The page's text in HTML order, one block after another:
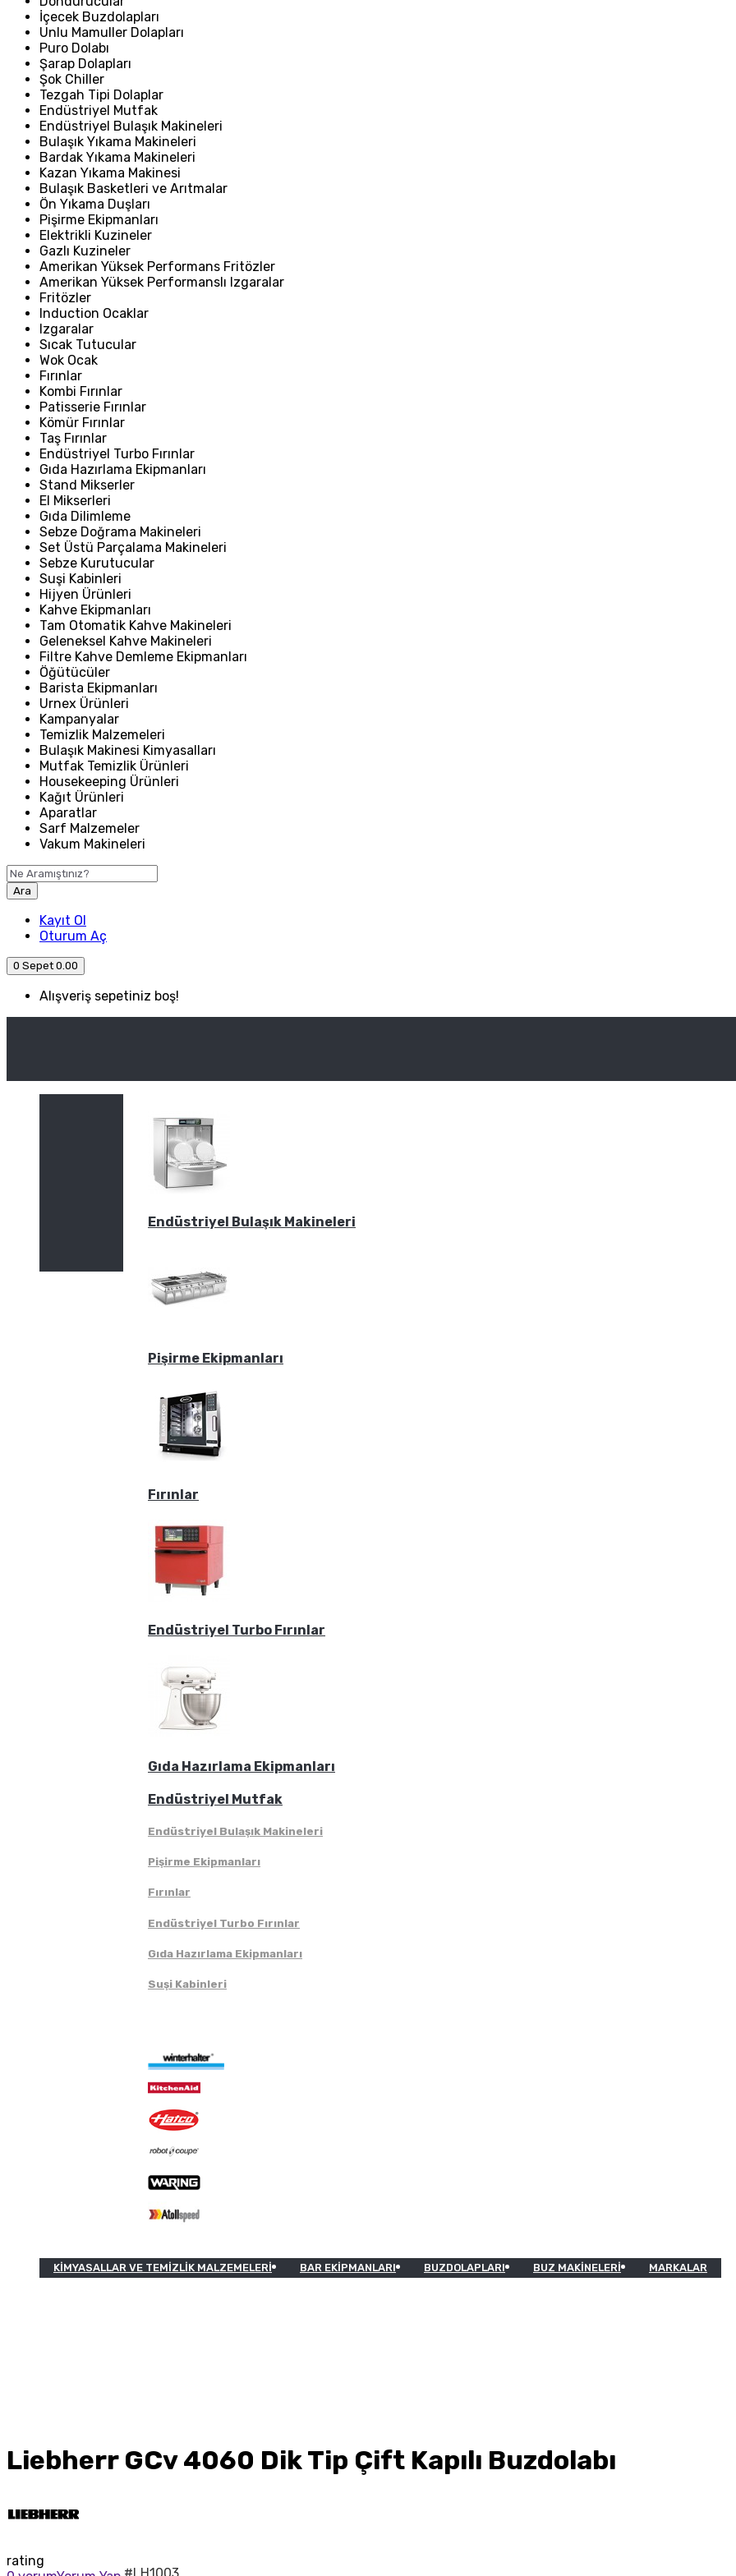
İçecek Buzdolapları
Unlu Mamuller Dolapları
Puro Dolabı
Şarap Dolapları
Şok Chiller
Tezgah Tipi Dolaplar
Endüstriyel Mutfak
Endüstriyel Bulaşık Makineleri
Bulaşık Yıkama Makineleri
Bardak Yıkama Makineleri
Kazan Yıkama Makinesi
Bulaşık Basketleri ve Arıtmalar
Ön Yıkama Duşları
Pişirme Ekipmanları
Elektrikli Kuzineler
Gazlı Kuzineler
Amerikan Yüksek Performans Fritözler
Amerikan Yüksek Performanslı Izgaralar
Fritözler
Induction Ocaklar
Izgaralar
Sıcak Tutucular
Wok Ocak
Fırınlar
Kombi Fırınlar
Patisserie Fırınlar
Kömür Fırınlar
Taş Fırınlar
Endüstriyel Turbo Fırınlar
Gıda Hazırlama Ekipmanları
Stand Mikserler
El Mikserleri
Gıda Dilimleme
Sebze Doğrama Makineleri
Set Üstü Parçalama Makineleri
Sebze Kurutucular
Suşi Kabinleri
Hijyen Ürünleri
Kahve Ekipmanları
Tam Otomatik Kahve Makineleri
Geleneksel Kahve Makineleri
Filtre Kahve Demleme Ekipmanları
Öğütücüler
Barista Ekipmanları
Urnex Ürünleri
Kampanyalar
Temizlik Malzemeleri
Bulaşık Makinesi Kimyasalları
Mutfak Temizlik Ürünleri
Housekeeping Ürünleri
Kağıt Ürünleri
Aparatlar
Sarf Malzemeler
Vakum Makineleri
Ara
Kayıt Ol
Oturum Aç
0 Sepet 0.00
Alışveriş sepetiniz boş!
Kategori
Endüstriyel Bulaşık Makineleri
Pişirme Ekipmanları
Fırınlar
Endüstriyel Turbo Fırınlar
Gıda Hazırlama Ekipmanları
Endüstriyel Mutfak
Endüstriyel Bulaşık Makineleri
Pişirme Ekipmanları
Fırınlar
Endüstriyel Turbo Fırınlar
Gıda Hazırlama Ekipmanları
Suşi Kabinleri
KIMYASALLAR VE TEMIZLIK MALZEMELERI BAR EKIPMANLARI BUZDOLAPLARI BUZ MAKINELERI MARKALAR
Liebherr GCv 4060 Dik Tip Çift Kapılı Buzdolabı
rating
#LH1003